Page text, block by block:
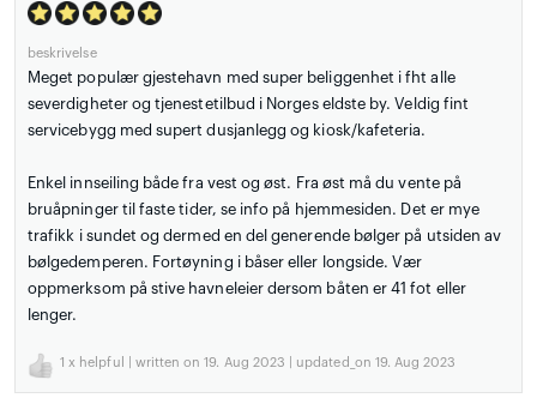
beskrivelse
Meget populær gjestehavn med super beliggenhet i fht alle
severdigheter og tjenestetilbud i Norges eldste by. Veldig fint
servicebygg med supert dusjanlegg og kiosk/kafeteria.
Enkel innseiling både fra vest og øst. Fra øst må du vente på
bruåpninger til faste tider, se info på hjemmesiden. Det er mye
trafikk i sundet og dermed en del generende bølger på utsiden av
bølgedemperen. Fortøyning i båser eller longside. Vær
oppmerksom på stive havneleier dersom båten er 41 fot eller
lenger.
1 x helpful | written on 19. Aug 2023 | updated_on 19. Aug 2023